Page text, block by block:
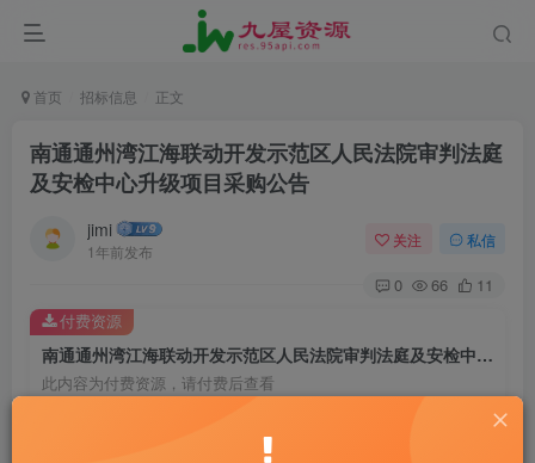
首页 招标信息 正文
南通通州湾江海联动开发示范区人民法院审判法庭
及安检中心升级项目采购公告
jimi
1年前发布
关注 私信
0 66 11
南通通州湾江海联动开发示范区人民法院审判法庭及安检中心升级项目采购公告
此内容为付费资源，请付费后查看
20
付费资源